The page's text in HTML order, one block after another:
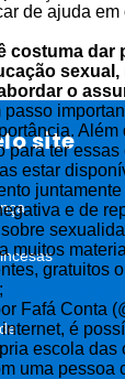
de ajuda
costuma dar
o
passo
para ter
estar
e de
muitos
gratuitos
;
Fafá Conta
é
escola das
uma pessoa
site